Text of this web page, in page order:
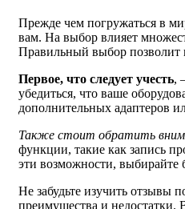
Прежде чем погружаться в
вам. На выбор влияет
Правильный выбор позволит
Первое, что следует учесть,
убедиться, что ваше
дополнительных адаптеров
Также стоит обратить
функции, такие как запись
эти возможности, выбирайте
Не забудьте изучить отзывы
преимущества и недостатки.